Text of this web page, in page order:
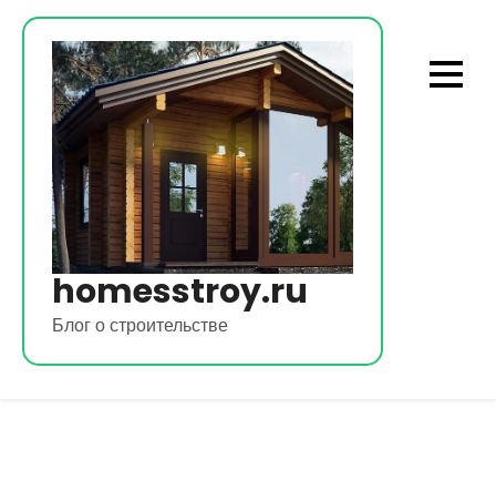
Перейти
содержимому
homesstroy.ru
Блог о строительстве